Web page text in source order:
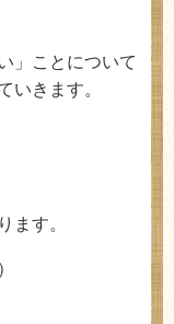
」ことについて
いきます。
ます。